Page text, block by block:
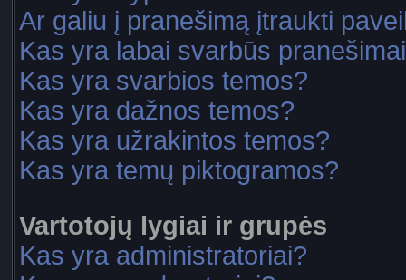
Ar galiu į pranešimą įtraukti
Kas yra labai svarbūs
Kas yra svarbios temos?
Kas yra dažnos temos?
Kas yra užrakintos temos?
Kas yra temų piktogramos?
Vartotojų lygiai ir grupės
Kas yra administratoriai?